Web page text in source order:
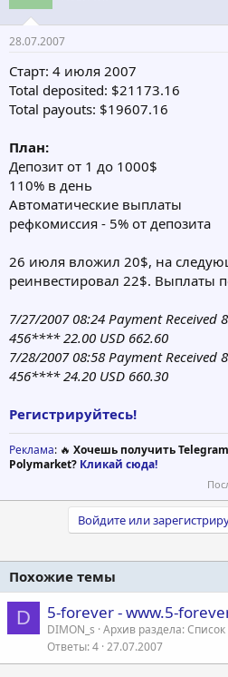
т
е
м
ч
а
28.07.2007
Старт: 4 июля 2007
Total deposited: $21173.16
Total payouts: $19607.16
План:
Депозит от 1 до 1000$
110% в день
Автоматические выплаты
рефкомиссия - 5% от депозита
26 июля вложил 20$, на
реинвестировал 22$. Выплаты
7/27/2007 08:24 Payment Received
456**** 22.00 USD 662.60
7/28/2007 08:58 Payment Received
456**** 24.20 USD 660.30
Регистрируйтесь!
Реклама: 🔥 Хочешь получить
Polymarket? Кликай сюда!
Войдите или
Похожие темы
D 5-forever - www.5-
DIMON_s Архив раздела:
Ответы 4 27.07.2007